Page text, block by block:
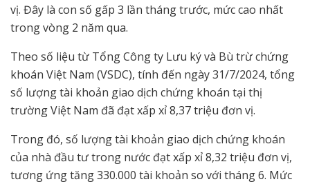
vị. Đây là con số gấp 3 lần tháng trước, mức cao nhất
trong vòng 2 năm qua.
Theo số liệu từ Tổng Công ty Lưu ký và Bù trừ chứng
khoán Việt Nam (VSDC), tính đến ngày 31/7/2024, tổng
số lượng tài khoản giao dịch chứng khoán tại thị
trường Việt Nam đã đạt xấp xỉ 8,37 triệu đơn vị.
Trong đó, số lượng tài khoản giao dịch chứng khoán
của nhà đầu tư trong nước đạt xấp xỉ 8,32 triệu đơn vị,
tương ứng tăng 330.000 tài khoản so với tháng 6. Mức